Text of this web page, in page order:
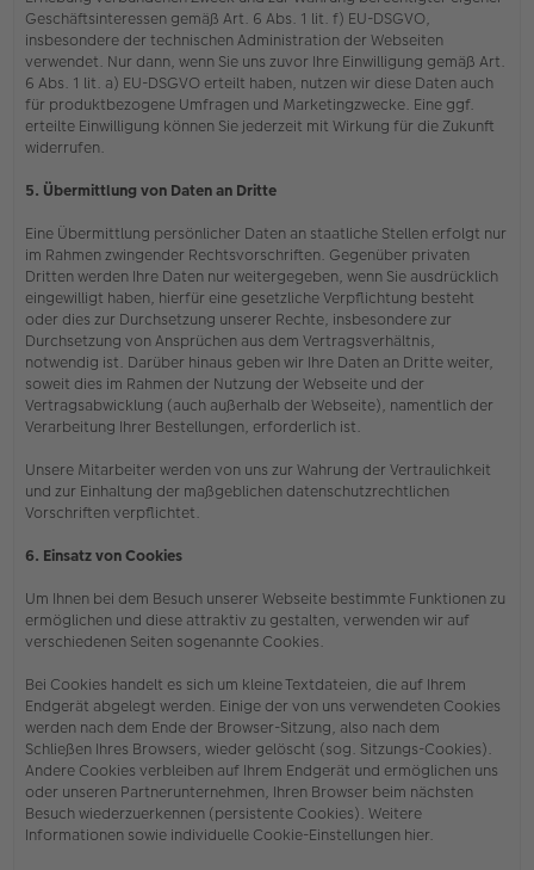
Geschäftsinteressen gemäß Art. 6 Abs. 1 lit. f) EU-DSGVO,
insbesondere der technischen Administration der Webseiten
verwendet. Nur dann, wenn Sie uns zuvor Ihre Einwilligung gemäß Art.
6 Abs. 1 lit. a) EU-DSGVO erteilt haben, nutzen wir diese Daten auch
für produktbezogene Umfragen und Marketingzwecke. Eine ggf.
erteilte Einwilligung können Sie jederzeit mit Wirkung für die Zukunft
widerrufen.
5. Übermittlung von Daten an Dritte
Eine Übermittlung persönlicher Daten an staatliche Stellen erfolgt nur
im Rahmen zwingender Rechtsvorschriften. Gegenüber privaten
Dritten werden Ihre Daten nur weitergegeben, wenn Sie ausdrücklich
eingewilligt haben, hierfür eine gesetzliche Verpflichtung besteht
oder dies zur Durchsetzung unserer Rechte, insbesondere zur
Durchsetzung von Ansprüchen aus dem Vertragsverhältnis,
notwendig ist. Darüber hinaus geben wir Ihre Daten an Dritte weiter,
soweit dies im Rahmen der Nutzung der Webseite und der
Vertragsabwicklung (auch außerhalb der Webseite), namentlich der
Verarbeitung Ihrer Bestellungen, erforderlich ist.
Unsere Mitarbeiter werden von uns zur Wahrung der Vertraulichkeit
und zur Einhaltung der maßgeblichen datenschutzrechtlichen
Vorschriften verpflichtet.
6. Einsatz von Cookies
Um Ihnen bei dem Besuch unserer Webseite bestimmte Funktionen zu
ermöglichen und diese attraktiv zu gestalten, verwenden wir auf
verschiedenen Seiten sogenannte Cookies.
Bei Cookies handelt es sich um kleine Textdateien, die auf Ihrem
Endgerät abgelegt werden. Einige der von uns verwendeten Cookies
werden nach dem Ende der Browser-Sitzung, also nach dem
Schließen Ihres Browsers, wieder gelöscht (sog. Sitzungs-Cookies).
Andere Cookies verbleiben auf Ihrem Endgerät und ermöglichen uns
oder unseren Partnerunternehmen, Ihren Browser beim nächsten
Besuch wiederzuerkennen (persistente Cookies). Weitere
Informationen sowie individuelle Cookie-Einstellungen hier.